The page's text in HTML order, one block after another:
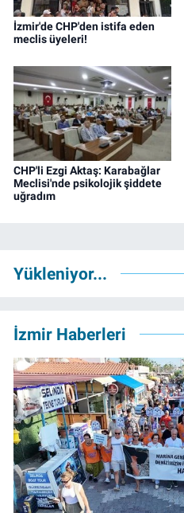
İzmir'de CHP'den istifa eden
meclis üyeleri!
CHP'li Ezgi Aktaş: Karabağlar
Meclisi'nde psikolojik şiddete
uğradım
Yükleniyor...
İzmir Haberleri